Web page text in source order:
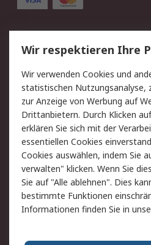
Service
Value Added Services
Rücksendungen
Hilfe
Rechtliches
AGB
Cookie-Richtlinie
Copyright/Impressum
Wir respektieren Ihre
Wir verwenden Cookies und
statistischen Nutzungsanalyse,
zur Anzeige von Werbung auf
Drittanbietern. Durch Klicken
erklären Sie sich mit der
essentiellen Cookies
Cookies auswählen, indem Sie
verwalten" klicken. Wenn Sie
Sie auf "Alle ablehnen". Dies
bestimmte Funktionen
Informationen finden Sie in